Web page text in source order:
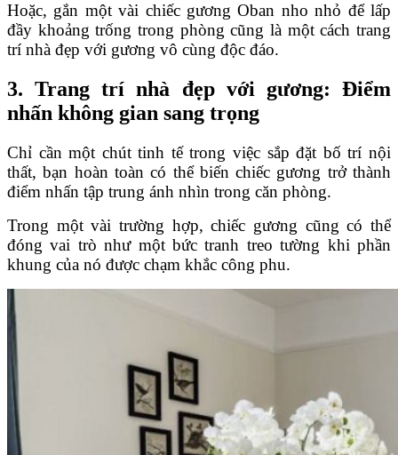
Hoặc, gắn một vài chiếc gương Oban nho nhỏ để lấp
đầy khoảng trống trong phòng cũng là một cách trang
trí nhà đẹp với gương vô cùng độc đáo.
3. Trang trí nhà đẹp với gương: Điểm
nhấn không gian sang trọng
Chỉ cần một chút tinh tế trong việc sắp đặt bố trí nội
thất, bạn hoàn toàn có thể biến chiếc gương trở thành
điểm nhấn tập trung ánh nhìn trong căn phòng.
Trong một vài trường hợp, chiếc gương cũng có thể
đóng vai trò như một bức tranh treo tường khi phần
khung của nó được chạm khắc công phu.